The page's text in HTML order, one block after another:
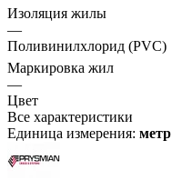
Изоляция жилы
—
Поливинилхлорид (PVC)
Маркировка жил
—
Цвет
Все характеристики
Единица измерения: метр